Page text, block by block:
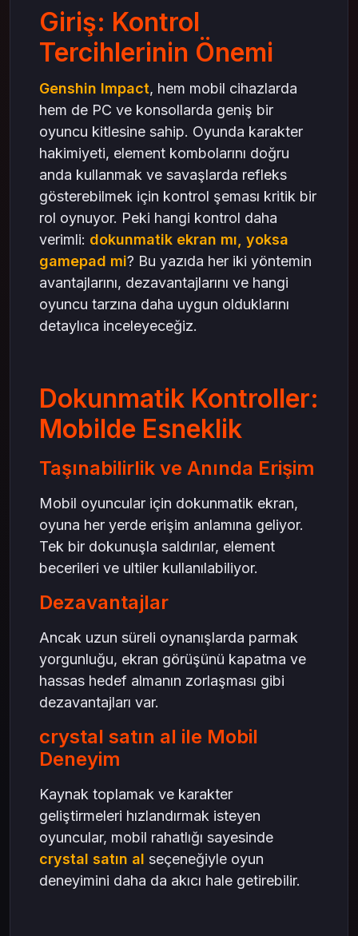
Genshin Impact Oyuncuları İçin İpuçları
Dokunmatik Kullanırken
Gamepad Kullanırken
Sonuç: Kendi Oyun Tarzını Belirle
Giriş: Kontrol
Tercihlerinin Önemi
Genshin Impact, hem mobil cihazlarda
hem de PC ve konsollarda geniş bir
oyuncu kitlesine sahip. Oyunda karakter
hakimiyeti, element kombolarını doğru
anda kullanmak ve savaşlarda refleks
gösterebilmek için kontrol şeması kritik bir
rol oynuyor. Peki hangi kontrol daha
verimli: dokunmatik ekran mı, yoksa
gamepad mi? Bu yazıda her iki yöntemin
avantajlarını, dezavantajlarını ve hangi
oyuncu tarzına daha uygun olduklarını
detaylıca inceleyeceğiz.
Dokunmatik Kontroller:
Mobilde Esneklik
Taşınabilirlik ve Anında Erişim
Mobil oyuncular için dokunmatik ekran,
oyuna her yerde erişim anlamına geliyor.
Tek bir dokunuşla saldırılar, element
becerileri ve ultiler kullanılabiliyor.
Dezavantajlar
Ancak uzun süreli oynanışlarda parmak
yorgunluğu, ekran görüşünü kapatma ve
hassas hedef almanın zorlaşması gibi
dezavantajları var.
crystal satın al ile Mobil
Deneyim
Kaynak toplamak ve karakter
geliştirmeleri hızlandırmak isteyen
oyuncular, mobil rahatlığı sayesinde
crystal satın al seçeneğiyle oyun
deneyimini daha da akıcı hale getirebilir.